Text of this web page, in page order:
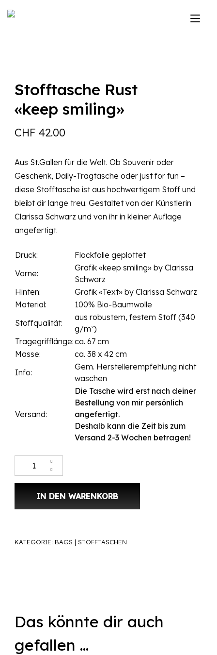
Inhalt
Stofftasche Rust
«keep smiling»
CHF 42.00
Aus St.Gallen für die Welt. Ob Souvenir oder
Geschenk, Daily-Tragtasche oder just for fun –
diese Stofftasche ist aus hochwertigem Stoff und
bleibt dir lange treu. Gestaltet von der Künstlerin
Clarissa Schwarz und von ihr in kleiner Auflage
angefertigt.
Druck:
Flockfolie geplottet
Vorne:
Grafik «keep smiling» by Clarissa
Schwarz
Hinten:
Grafik «Text» by Clarissa Schwarz
Material:
100% Bio-Baumwolle
Stoffqualität:
aus robustem, festem Stoff (340
g/m²)
Tragegrifflänge:ca. 67 cm
Masse:
ca. 38 x 42 cm
Info:
Gem. Herstellerempfehlung nicht
waschen
Versand:
Die Tasche wird erst nach deiner
Bestellung von mir persönlich
angefertigt.
Deshalb kann die Zeit bis zum
Versand 2-3 Wochen betragen!
Stofftasche Rust«keep smiling» Menge
IN DEN WARENKORB
KATEGORIE: BAGS | STOFFTASCHEN
Das könnte dir auch
gefallen …